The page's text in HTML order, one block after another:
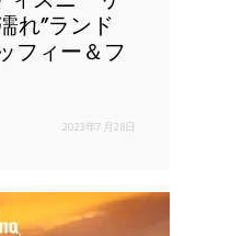
れ”ランド
フィー＆フ
2023年7月28日